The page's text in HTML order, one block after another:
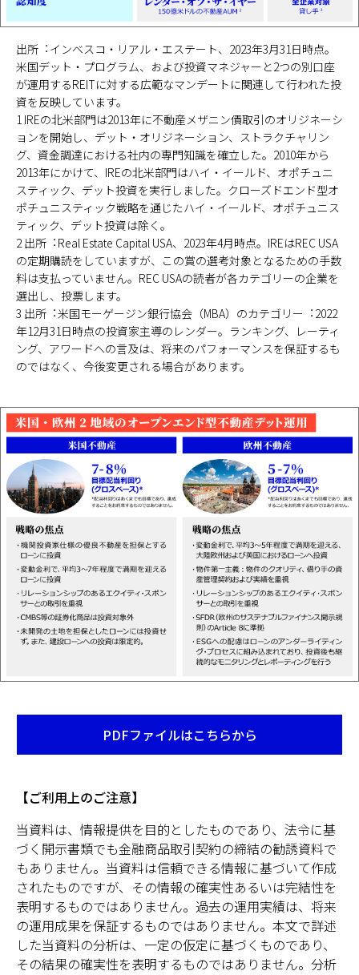
出所︓インベスコ・リアル・エステート、2023年3月31日時点。
米国デット・プログラム、および投資マネジャーと2つの別口座
が運用するREITに対する広範なマンデートに関連して行われた投
資を反映しています。
1 IREの北米部門は2013年に不動産メザニン債取引のオリジネーシ
ョンを開始し、デット・オリジネーション、ストラクチャリン
グ、資金調達における社内の専門知識を確立した。2010年から
2013年にかけて、IREの北米部門はハイ・イールド、オポチュニ
スティック、デット投資を実行しました。クローズドエンド型オ
ポチュニスティック戦略を通じたハイ・イールド、オポチュニス
ティック、デット投資は除く。
2 出所︓Real Estate Capital USA、2023年4月時点。IREはREC USA
の定期購読をしていますが、この賞の選考対象となるための手数
料は支払っていません。REC USAの読者が各カテゴリーの企業を
選出し、投票します。
3 出所︓米国モーゲージン銀行協会（MBA）のカテゴリー︓2022
年12月31日時点の投資家主導のレンダー。ランキング、レーティ
ング、アワードへの言及は、将来のパフォーマンスを保証するも
のではなく、今後変更される場合があります。
PDFファイルはこちらから
Opens
in
【ご利用上のご注意】
当資料は、情報提供を目的としたものであり、法令に基
づく開示書類でも金融商品取引契約の締結の勧誘資料で
もありません。当資料は信頼できる情報に基づいて作成
されたものですが、その情報の確実性あるいは完結性を
表明するものではありません。過去の運用実績は、将来
の運用成果を保証するものではありません。本文で詳述
した当資料の分析は、一定の仮定に基づくものであり、
その結果の確実性を表明するものではありません。分析